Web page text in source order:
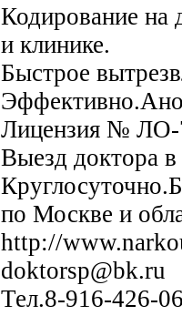
Кодирование на
и клинике.
Быстрое
Лицензия № ЛО-
Выезд доктора в
по Москве и
http://
doktorsp@bk.ru
Тел.8-916-426-